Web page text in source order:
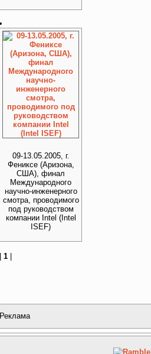
09-13.05.2005, г.
Фениксе (Аризона,
США), финал
Международного
научно-инженерного
смотра, проводимого
под руководством
компании Intel (Intel
ISEF)
1
Реклама